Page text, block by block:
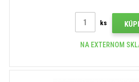
ks
NA EXTERNOM